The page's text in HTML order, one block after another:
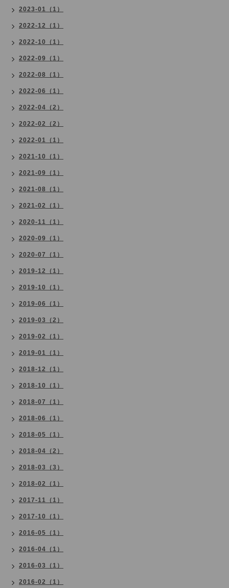
2023-01（1）
2022-12（1）
2022-10（1）
2022-09（1）
2022-08（1）
2022-06（1）
2022-04（2）
2022-02（2）
2022-01（1）
2021-10（1）
2021-09（1）
2021-08（1）
2021-02（1）
2020-11（1）
2020-09（1）
2020-07（1）
2019-12（1）
2019-10（1）
2019-06（1）
2019-03（2）
2019-02（1）
2019-01（1）
2018-12（1）
2018-10（1）
2018-07（1）
2018-06（1）
2018-05（1）
2018-04（2）
2018-03（3）
2018-02（1）
2017-11（1）
2017-10（1）
2016-05（1）
2016-04（1）
2016-03（1）
2016-02（1）